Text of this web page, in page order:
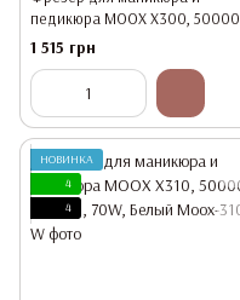
педикюра MOOX X300, 50000
об/мин, 70W, Белый
1 515 грн
НОВИНКА
4
4